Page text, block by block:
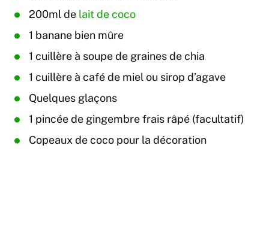
200ml de lait de coco
1 banane bien mûre
1 cuillère à soupe de graines de chia
1 cuillère à café de miel ou sirop d’agave
Quelques glaçons
1 pincée de gingembre frais râpé (facultatif)
Copeaux de coco pour la décoration